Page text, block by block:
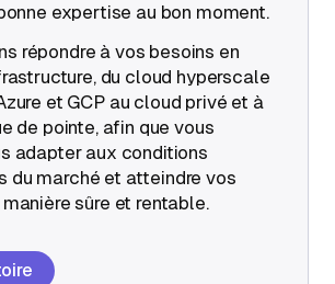
expertise au bon moment.
répondre à vos besoins en
du cloud hyperscale
et GCP au cloud privé et à
de pointe, afin que vous
adapter aux conditions
du marché et atteindre vos
sûre et rentable.